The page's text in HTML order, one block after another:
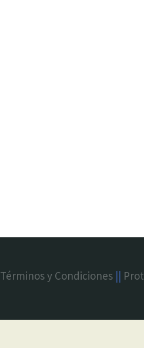
Términos y Condiciones ||